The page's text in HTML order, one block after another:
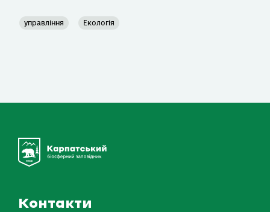
управління Екологія
Контакти